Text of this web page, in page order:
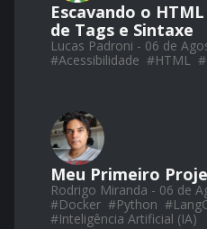
Escavando o
de Tags e Sintaxe
Lucas Padroni - 06 de
#Acessibilidade #HTML #
Meu Primeiro
Rodrigo Miranda - 06 de
#Docker #Python #
#Inteligência Artificial (IA)